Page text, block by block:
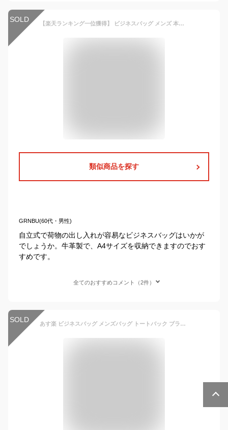
SOLD 【楽天ランキング一位獲得】 ビジネスバッグ メンズ 本革 牛革 2way 自立 13.3インチ PC対応 A4 出張 大容量 ビジネスバック ショルダー バッグ バック カバン 通勤 就活 斜めがけ ブリーフケース ノート パソコン 手提げ VORQIT aiz
類似商品を探す
GRNBU(60代・男性)
自立式で荷物の出し入れが容易なビジネスバッグはいかが
でしょうか。牛革製で、A4サイズを収納できますのでおす
すめです。
全てのおすすめコメント（2件）
SOLD あす楽 ビジネスバッグ メンズバッグ トートバック ブラック ライトブラウン 牛革 2wayビンテージ メンズ キャリーオン 15.6インチPC対応 メンズ 本革 ブリーフケース 仕事用 通勤用 大容量 防水 送料無料 bag-bb105